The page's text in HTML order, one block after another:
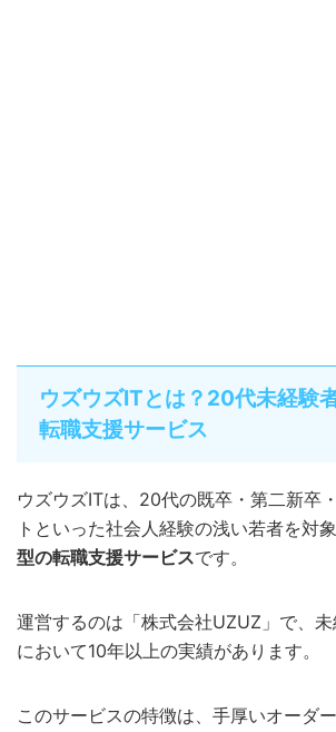
ウズウズITとは？20代未経験
転職支援サービス
ウズウズITは、20代の既卒・第二新卒
トといった社会人経験の浅い若者を対
型の転職支援サービスです。
運営するのは「株式会社UZUZ」で、
において10年以上の実績があります。
このサービスの特徴は、手厚いオーダ